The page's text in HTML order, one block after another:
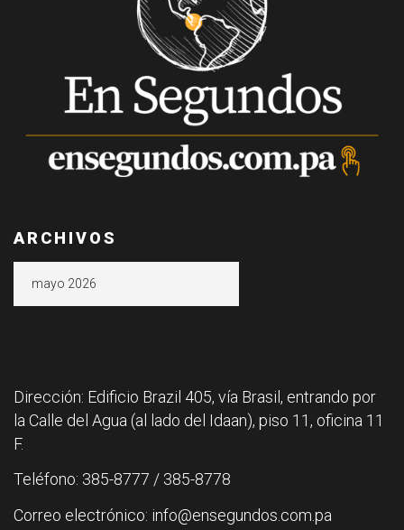
ARCHIVOS
Dirección: Edificio Brazil 405, vía Brasil, entrando por
la Calle del Agua (al lado del Idaan), piso 11, oficina 11
F.
Teléfono: 385-8777 / 385-8778
Correo electrónico: info@ensegundos.com.pa